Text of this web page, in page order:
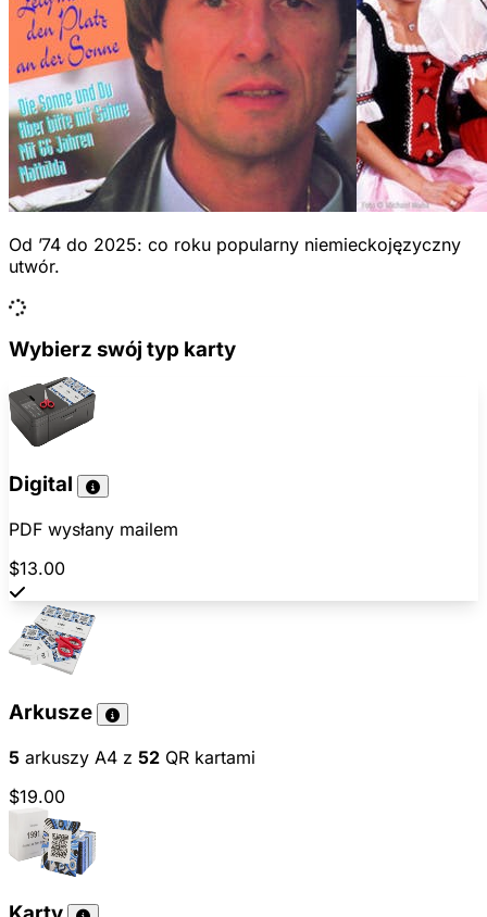
Od ’74 do 2025: co roku popularny niemieckojęzyczny
utwór.
Wybierz swój typ karty
Digital
PDF wysłany mailem
$13.00
Arkusze
5 arkuszy A4 z 52 QR kartami
$19.00